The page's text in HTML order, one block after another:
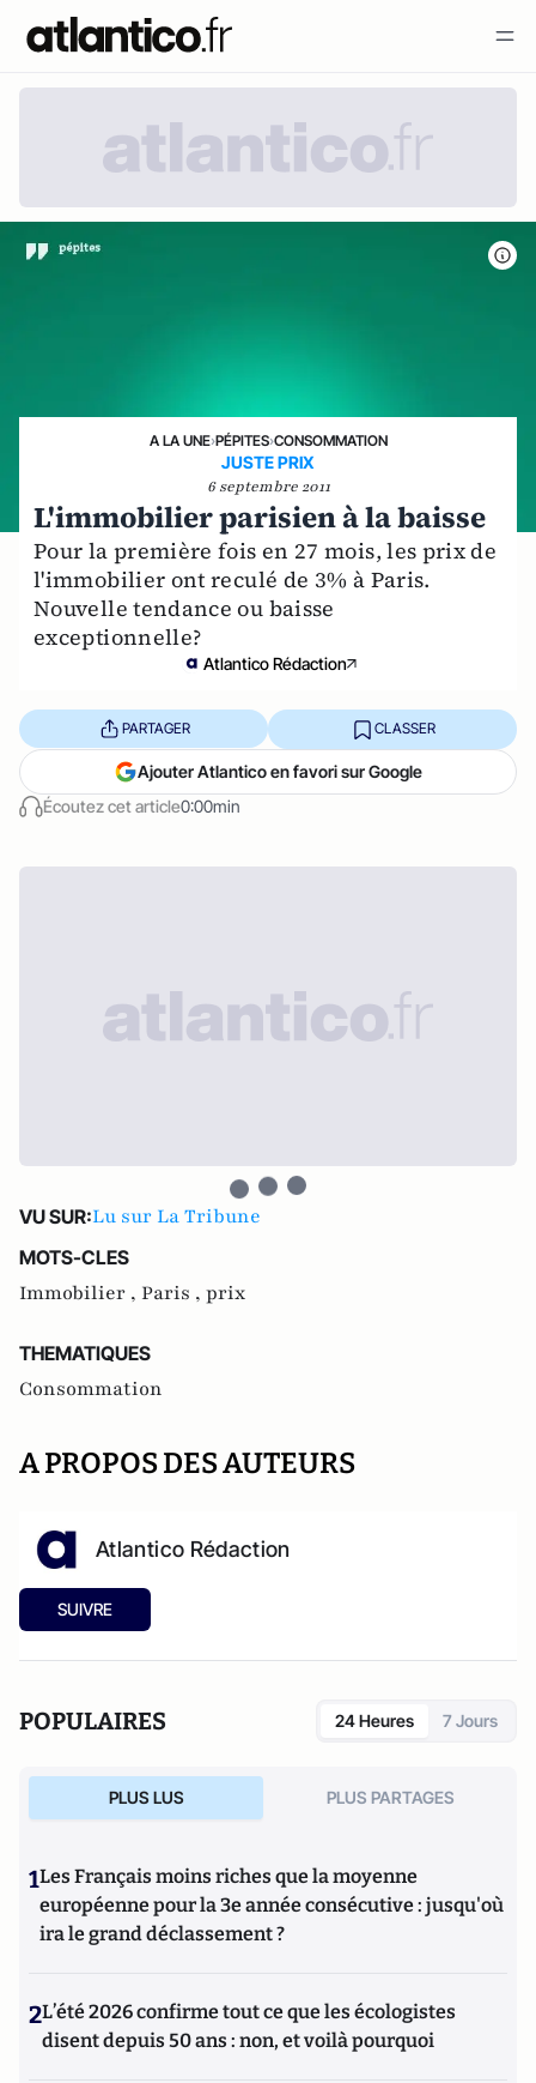
A LA UNE›PÉPITES›CONSOMMATION
JUSTE PRIX
6 septembre 2011
L'immobilier parisien à la baisse
Pour la première fois en 27 mois, les prix de
l'immobilier ont reculé de 3% à Paris.
Nouvelle tendance ou baisse
exceptionnelle?
Atlantico Rédaction
Écoutez cet article0:00min
PARTAGER CLASSER
Ajouter Atlantico en favori sur Google
VU SUR:Lu sur La Tribune
MOTS-CLES
Immobilier , Paris , prix
THEMATIQUES
Consommation
A PROPOS DES AUTEURS
Atlantico Rédaction
SUIVRE
POPULAIRES 24 Heures 7 Jours
PLUS LUS PLUS PARTAGES
1Les Français moins riches que la moyenne
européenne pour la 3e année consécutive : jusqu'où
ira le grand déclassement ?
2L’été 2026 confirme tout ce que les écologistes
disent depuis 50 ans : non, et voilà pourquoi